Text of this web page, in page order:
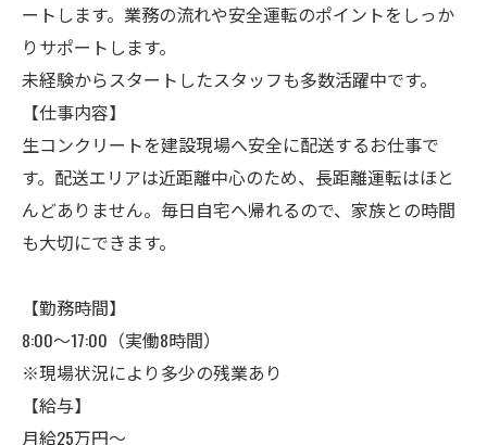
ートします。業務の流れや安全運転のポイントをしっか
りサポートします。
未経験からスタートしたスタッフも多数活躍中です。
【仕事内容】
生コンクリートを建設現場へ安全に配送するお仕事で
す。配送エリアは近距離中心のため、長距離運転はほと
んどありません。毎日自宅へ帰れるので、家族との時間
も大切にできます。
【勤務時間】
8:00～17:00（実働8時間）
※現場状況により多少の残業あり
【給与】
月給25万円～